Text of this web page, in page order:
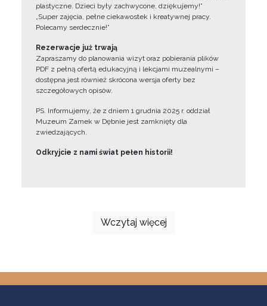
plastyczne. Dzieci były zachwycone, dziękujemy!”
„Super zajęcia, pełne ciekawostek i kreatywnej pracy.
Polecamy serdecznie!”
Rezerwacje już trwają
Zapraszamy do planowania wizyt oraz pobierania plików
PDF z pełną ofertą edukacyjną i lekcjami muzealnymi –
dostępna jest również skrócona wersja oferty bez
szczegółowych opisów.
PS. Informujemy, że z dniem 1 grudnia 2025 r. oddział
Muzeum Zamek w Dębnie jest zamknięty dla
zwiedzających.
Odkryjcie z nami świat pełen historii!
Wczytaj więcej